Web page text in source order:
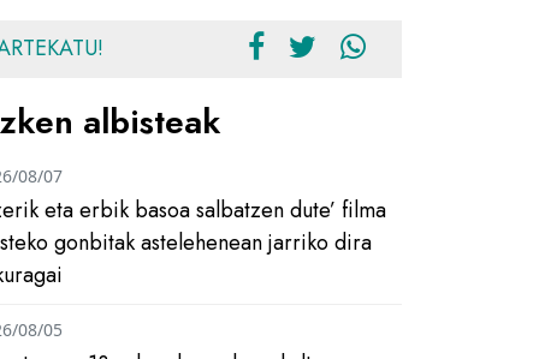
albisteak
eta erbik basoa salbatzen dute’ filma
gonbitak astelehenean jarriko dira
08/07
08/05